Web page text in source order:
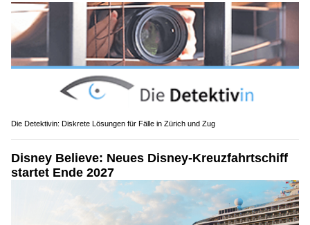
Die Detektivin: Diskrete Lösungen für Fälle in Zürich und Zug
Disney Believe: Neues Disney-Kreuzfahrtschiff
startet Ende 2027